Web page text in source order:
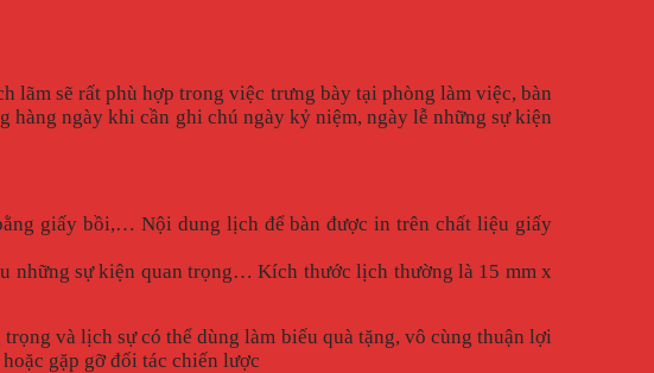
lãm sẽ rất phù hợp trong việc trưng bày tại phòng làm việc, bàn
hàng ngày khi cần ghi chú ngày kỷ niệm, ngày lễ những sự kiện
giấy bồi,… Nội dung lịch để bàn được in trên chất liệu giấy
những sự kiện quan trọng… Kích thước lịch thường là 15 mm x
và lịch sự có thể dùng làm biếu quà tặng, vô cùng thuận lợi
gặp gỡ đối tác chiến lược